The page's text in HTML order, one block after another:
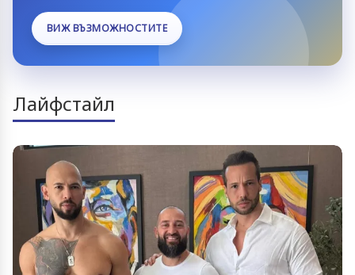
ВИЖ ВЪЗМОЖНОСТИТЕ
Лайфстайл